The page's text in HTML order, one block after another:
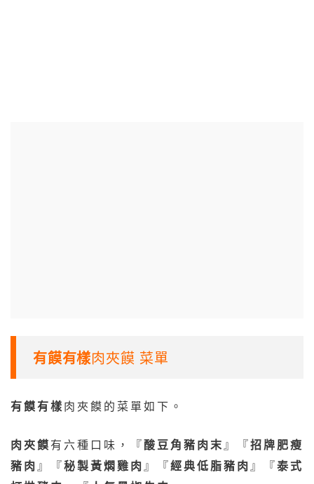
有饃有樣肉夾饃 菜單
有饃有樣 肉夾饃的菜單如下。
肉夾饃 有六種口味，『 酸豆角豬肉末 』『 招牌肥瘦
豬肉 』『 秘製黃燜雞肉 』『 經典低脂豬肉 』『 泰式